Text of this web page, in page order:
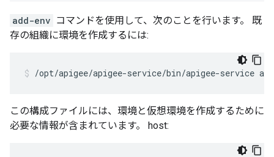
add-env コマンドを使用して、次のことを行います。 既
存の組織に環境を作成するには:
/opt/apigee/apigee-service/bin/apigee-service
この構成ファイルには、環境と仮想環境を作成するために
必要な情報が含まれています。 host: